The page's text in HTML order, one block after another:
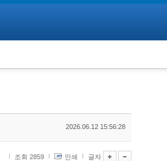
2026.06.12 15:56:28
조회 2859 인쇄 글자